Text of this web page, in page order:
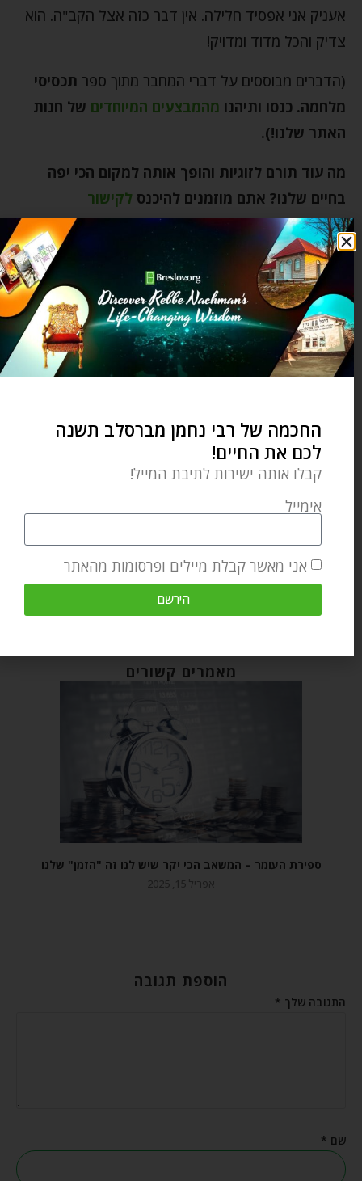
אעניק אני אפסיד חלילה. אין דבר כזה אצל הקב"ה. הוא
צדיק והכל מדוד ומדויק!
(הדברים מבוססים על דברי המחבר מתוך ספרתכסיסי
מלחמה.כנסו ותיהנו מהמבצעים המיוחדים של חנות
האתר שלנו!).
מה עוד תורם לזוגיות והופך אותה למקום הכי יפה
בחיים שלנו? אתם מוזמנים להיכנס לקישור
הזה ולגלות.
אשליה אתגרי חיים בני זוג זוגיות
חיי נישואין חיים מאושרים חתונה לא מלקקים דבש
ספר תכסיסי מלחמה שלום בית שמחה
סוכריות ג'לי ונקודות טובות ומתוקות
האם אנחנו מתוכנתים להילחץ? ומה עושים עם זה?
מאמרים קשורים
ספירת העומר – המשאב הכי יקר שיש לנו זה "הזמן" שלנו
אפריל 15, 2025
הוספת תגובה
התגובה שלך*
שם*
החכמה של רבי נחמן מברסלב תשנה
לכם את החיים!
קבלו אותה ישירות לתיבת המייל!
אימייל
אני מאשר קבלת מיילים ופרסומות מהאתר
הירשם